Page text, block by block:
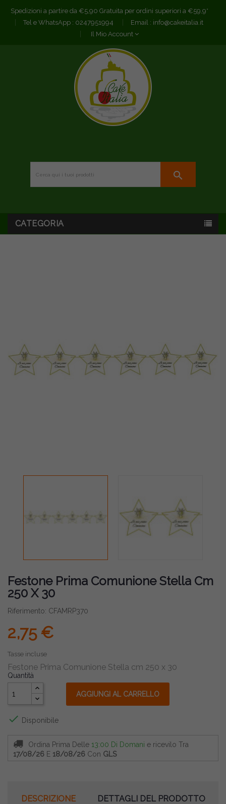
Spedizioni a partire da €5,90 Gratuita per ordini superiori a €59,9*
Tel e WhatsApp : 0247951994 Email : info@cakeitalia.it
Il Mio Account
search
CATEGORIA
Festone Prima Comunione Stella Cm
250 X 30
Riferimento: CFAMRP370
2,75 €
Tasse incluse
Festone Prima Comunione Stella cm 250 x 30
Quantità
AGGIUNGI AL CARRELLO
 Disponibile
Ordina Prima Delle 13:00 Di Domani e ricevilo Tra
17/08/26 E 18/08/26 Con GLS
DESCRIZIONE
DETTAGLI DEL PRODOTTO